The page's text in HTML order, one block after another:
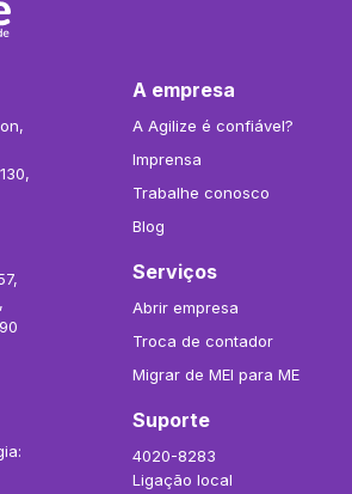
A empresa
A Agilize é confiável?
Imprensa
Trabalhe conosco
Blog
Serviços
Abrir empresa
Troca de contador
Migrar de MEI para ME
Suporte
4020-8283
Ligação local